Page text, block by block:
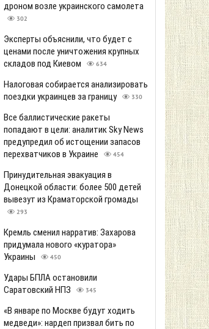
дроном возле украинского самолета
302
Эксперты объяснили, что будет с
ценами после уничтожения крупных
складов под Киевом
634
Налоговая собирается анализировать
поездки украинцев за границу
330
Все баллистические ракеты
попадают в цели: аналитик Sky News
предупредил об истощении запасов
перехватчиков в Украине
454
Принудительная эвакуация в
Донецкой области: более 500 детей
вывезут из Краматорской громады
293
Кремль сменил нарратив: Захарова
придумала нового «куратора»
Украины
450
Удары БПЛА остановили
Саратовский НПЗ
345
«В январе по Москве будут ходить
медведи»: нардеп призвал бить по